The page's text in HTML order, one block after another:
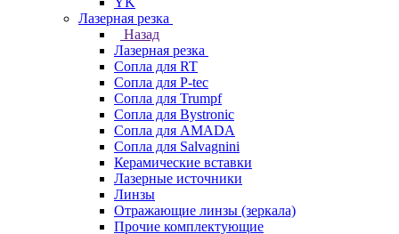
Лазерная резка
Назад
Лазерная резка
Сопла для RT
Сопла для P-tec
Сопла для Trumpf
Сопла для Bystronic
Сопла для AMADA
Сопла для Salvagnini
Керамические вставки
Лазерные источники
Линзы
Отражающие линзы (зеркала)
Прочие комплектующие